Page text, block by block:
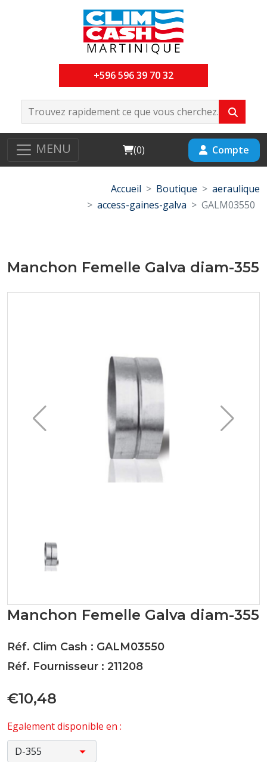
+596 596 39 70 32
MENU Cart
(0) Compte
Accueil Boutique
aeraulique
access-gaines-galva
GALM03550
Manchon Femelle Galva diam-355
Manchon Femelle Galva diam-355
Réf. Clim Cash : GALM03550
Réf. Fournisseur : 211208
€10,48
Egalement disponible en :